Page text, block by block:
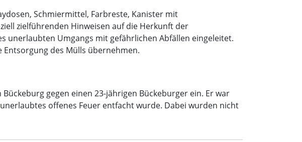
Schmiermittel, Farbreste, Kanister mit
zielführenden Hinweisen auf die Herkunft der
unerlaubten Umgangs mit gefährlichen Abfällen eingeleitet.
des Mülls übernehmen.
gegen einen 23-jährigen Bückeburger ein. Er war
offenes Feuer entfacht wurde. Dabei wurden nicht